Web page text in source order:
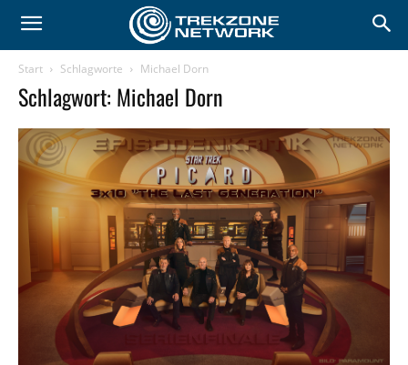
Start Schlagworte Michael Dorn
Schlagwort: Michael Dorn